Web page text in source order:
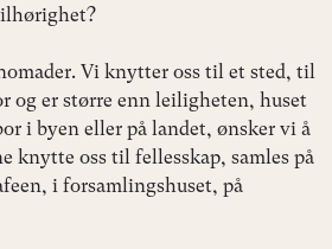
Vi knytter oss til et sted, til
og er større enn leiligheten, huset
i byen eller på landet, ønsker vi å
knytte oss til fellesskap, samles på
i forsamlingshuset, på